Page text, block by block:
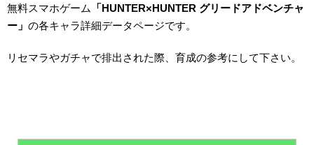
無料スマホゲーム
「HUNTER×HUNTER グリードアドベンチャ
ー」 の各キャラ詳細データページです。
リセマラやガチャで排出された際、育成の参考にして下さい。